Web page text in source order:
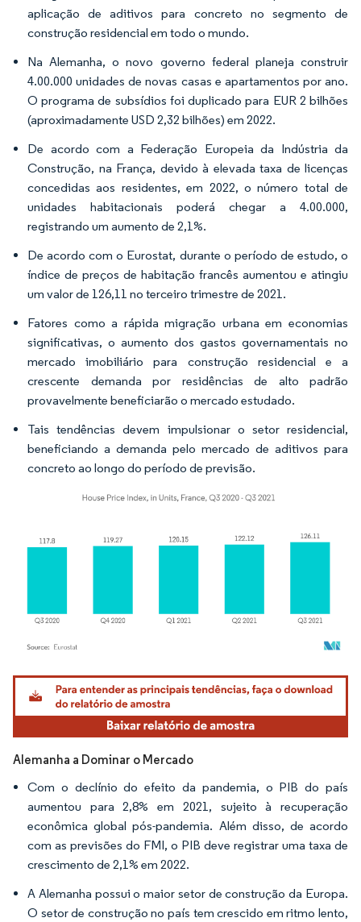
aplicação de aditivos para concreto no segmento de
construção residencial em todo o mundo.
Na Alemanha, o novo governo federal planeja construir
4.00.000 unidades de novas casas e apartamentos por ano.
O programa de subsídios foi duplicado para EUR 2 bilhões
(aproximadamente USD 2,32 bilhões) em 2022.
De acordo com a Federação Europeia da Indústria da
Construção, na França, devido à elevada taxa de licenças
concedidas aos residentes, em 2022, o número total de
unidades habitacionais poderá chegar a 4.00.000,
registrando um aumento de 2,1%.
De acordo com o Eurostat, durante o período de estudo, o
índice de preços de habitação francês aumentou e atingiu
um valor de 126,11 no terceiro trimestre de 2021.
Fatores como a rápida migração urbana em economias
significativas, o aumento dos gastos governamentais no
mercado imobiliário para construção residencial e a
crescente demanda por residências de alto padrão
provavelmente beneficiarão o mercado estudado.
Tais tendências devem impulsionar o setor residencial,
beneficiando a demanda pelo mercado de aditivos para
concreto ao longo do período de previsão.
Imagem © Mordor Intelligence. O reuso requer atribuição conforme CC BY 4.0.
Alemanha a Dominar o Mercado
Com o declínio do efeito da pandemia, o PIB do país
aumentou para 2,8% em 2021, sujeito à recuperação
econômica global pós-pandemia. Além disso, de acordo
com as previsões do FMI, o PIB deve registrar uma taxa de
crescimento de 2,1% em 2022.
A Alemanha possui o maior setor de construção da Europa.
O setor de construção no país tem crescido em ritmo lento,